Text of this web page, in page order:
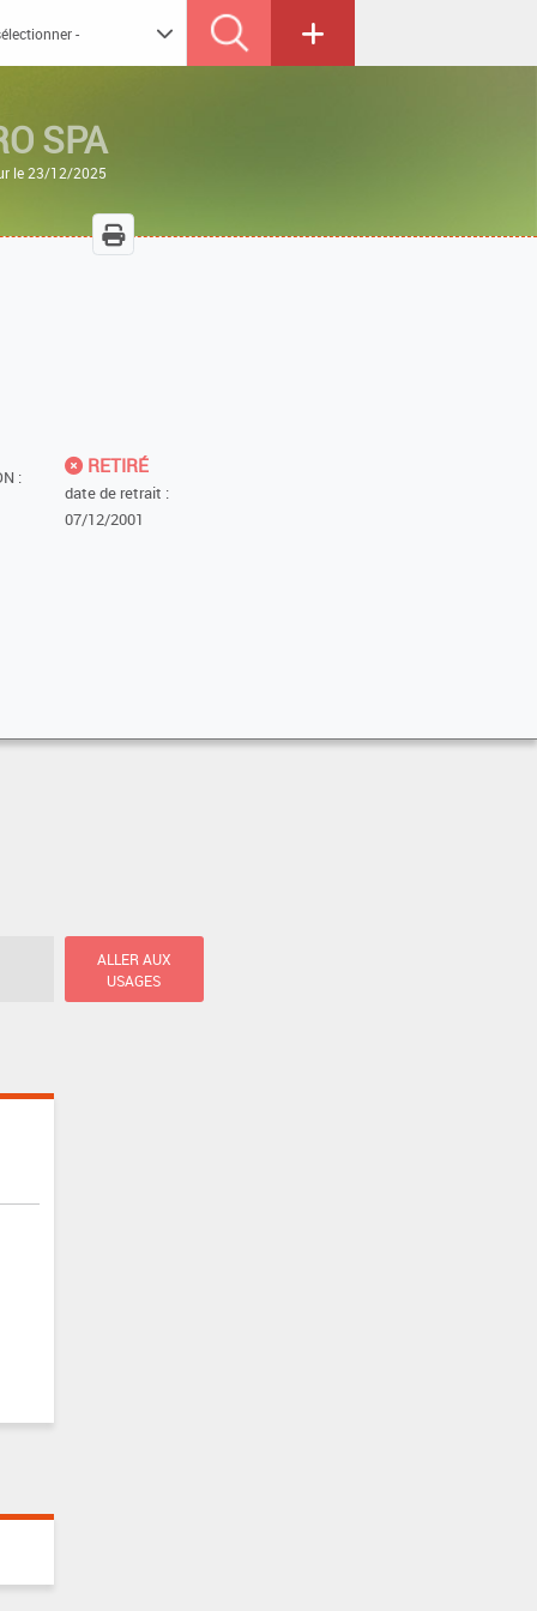
SPA
le 23/12/2025
:
RETIRÉ
date de retrait :
07/12/2001
ALLER AUX
USAGES